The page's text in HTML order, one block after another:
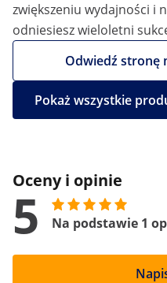
zwiększeniu wydajności i
odniesiesz wieloletni
Odwiedź stronę
Pokaż wszystkie
Oceny i opinie
5 Na podstawie 1